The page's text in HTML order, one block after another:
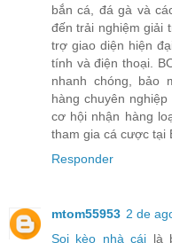
bắn cá, đá gà và
đến trải nghiệm giải
trợ giao diện hiện
tính và điện thoại.
nhanh chóng, bảo
hàng chuyên
cơ hội nhận hàng
tham gia cá cược tại
Responder
mtom55953 2 de
Soi kèo nhà cái là